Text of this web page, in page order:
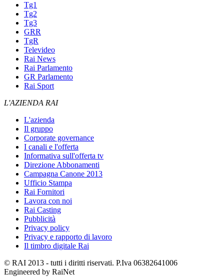
Tg1
Tg2
Tg3
GRR
TgR
Televideo
Rai News
Rai Parlamento
GR Parlamento
Rai Sport
L'AZIENDA RAI
L'azienda
Il gruppo
Corporate governance
I canali e l'offerta
Informativa sull'offerta tv
Direzione Abbonamenti
Campagna Canone 2013
Ufficio Stampa
Rai Fornitori
Lavora con noi
Rai Casting
Pubblicità
Privacy policy
Privacy e rapporto di lavoro
Il timbro digitale Rai
© RAI 2013 - tutti i diritti riservati. P.Iva 06382641006
Engineered by RaiNet